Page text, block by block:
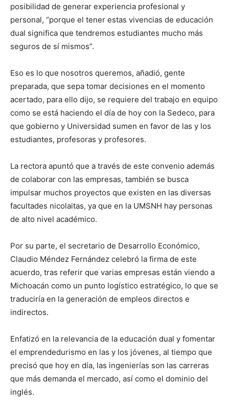
posibilidad de generar experiencia profesional y
personal, “porque el tener estas vivencias de educación
dual significa que tendremos estudiantes mucho más
seguros de sí mismos”.
Eso es lo que nosotros queremos, añadió, gente
preparada, que sepa tomar decisiones en el momento
acertado, para ello dijo, se requiere del trabajo en equipo
como se está haciendo el día de hoy con la Sedeco, para
que gobierno y Universidad sumen en favor de las y los
estudiantes, profesoras y profesores.
La rectora apuntó que a través de este convenio además
de colaborar con las empresas, también se busca
impulsar muchos proyectos que existen en las diversas
facultades nicolaitas, ya que en la UMSNH hay personas
de alto nivel académico.
Por su parte, el secretario de Desarrollo Económico,
Claudio Méndez Fernández celebró la firma de este
acuerdo, tras referir que varias empresas están viendo a
Michoacán como un punto logístico estratégico, lo que se
traduciría en la generación de empleos directos e
indirectos.
Enfatizó en la relevancia de la educación dual y fomentar
el emprendedurismo en las y los jóvenes, al tiempo que
precisó que hoy en día, las ingenierías son las carreras
que más demanda el mercado, así como el dominio del
inglés.